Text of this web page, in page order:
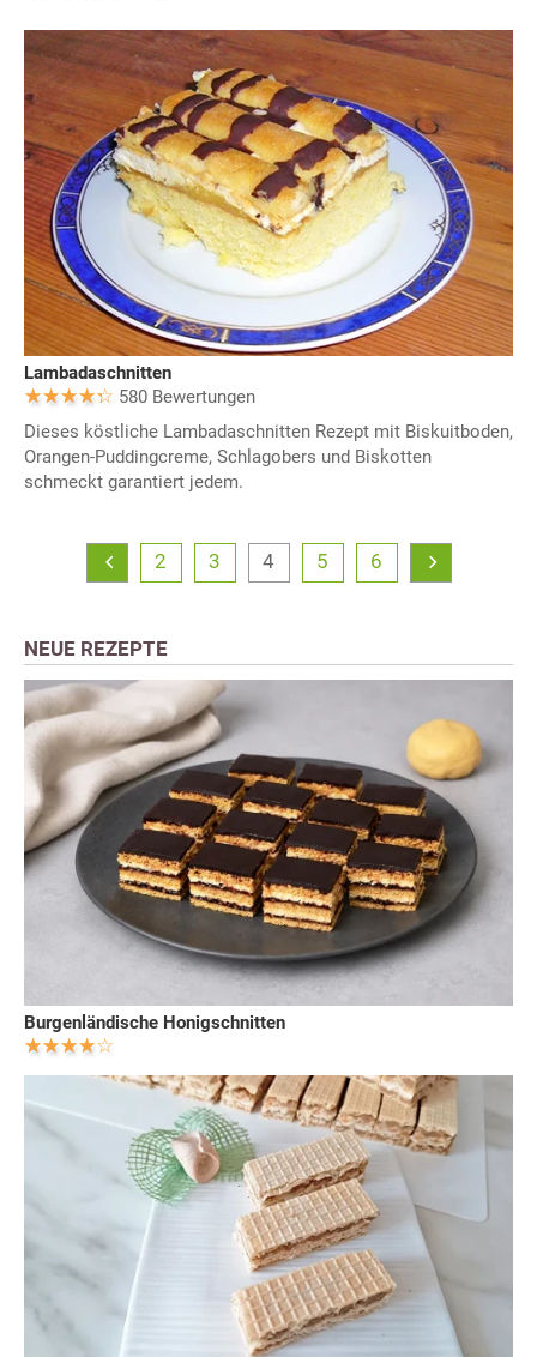
Lambadaschnitten
580 Bewertungen
Dieses köstliche Lambadaschnitten Rezept mit Biskuitboden,
Orangen-Puddingcreme, Schlagobers und Biskotten
schmeckt garantiert jedem.
2 3 4 5 6
NEUE REZEPTE
Burgenländische Honigschnitten